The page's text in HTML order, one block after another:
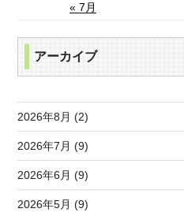
« 7月
アーカイブ
2026年8月 (2)
2026年7月 (9)
2026年6月 (9)
2026年5月 (9)